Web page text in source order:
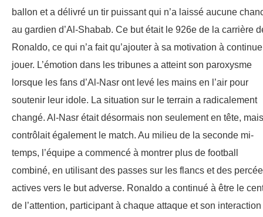
ballon et a délivré un tir puissant qui n’a laissé aucune
au gardien d’Al-Shabab. Ce but était le 926e de la carrière
Ronaldo, ce qui n’a fait qu’ajouter à sa motivation à
jouer. L’émotion dans les tribunes a atteint son paroxysme
lorsque les fans d’Al-Nasr ont levé les mains en l’air pour
soutenir leur idole. La situation sur le terrain a radicalement
changé. Al-Nasr était désormais non seulement en tête, mais
contrôlait également le match. Au milieu de la seconde mi-
temps, l’équipe a commencé à montrer plus de football
combiné, en utilisant des passes sur les flancs et des
actives vers le but adverse. Ronaldo a continué à être le
de l’attention, participant à chaque attaque et son interaction